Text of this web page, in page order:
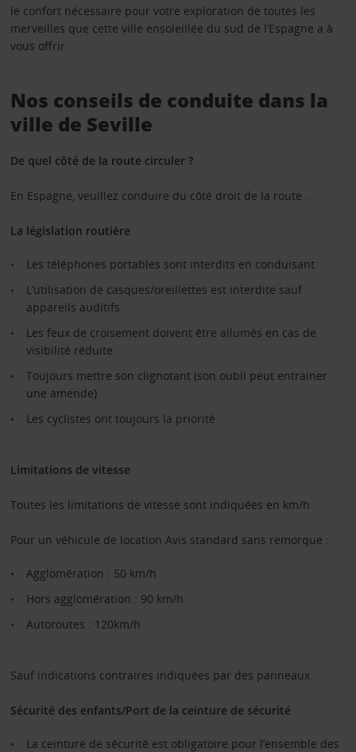
le confort nécessaire pour votre exploration de toutes les
merveilles que cette ville ensoleillée du sud de l’Espagne a à
vous offrir.
Nos conseils de conduite dans la
ville de Seville
De quel côté de la route circuler ?
En Espagne, veuillez conduire du côté droit de la route .
La législation routière
Les téléphones portables sont interdits en conduisant
L’utilisation de casques/oreillettes est interdite sauf
appareils auditifs
Les feux de croisement doivent être allumés en cas de
visibilité réduite
Toujours mettre son clignotant (son oubli peut entrainer
une amende)
Les cyclistes ont toujours la priorité
Limitations de vitesse
Toutes les limitations de vitesse sont indiquées en km/h
Pour un véhicule de location Avis standard sans remorque :
Agglomération : 50 km/h
Hors agglomération : 90 km/h
Autoroutes : 120km/h
Sauf indications contraires indiquées par des panneaux.
Sécurité des enfants/Port de la ceinture de sécurité
La ceinture de sécurité est obligatoire pour l’ensemble des